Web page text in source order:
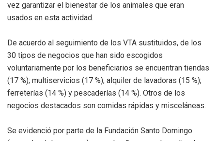
vez garantizar el bienestar de los animales que eran
usados en esta actividad.
De acuerdo al seguimiento de los VTA sustituidos, de los
30 tipos de negocios que han sido escogidos
voluntariamente por los beneficiarios se encuentran tiendas
(17 %); multiservicios (17 %); alquiler de lavadoras (15 %);
ferreterías (14 %) y pescaderías (14 %). Otros de los
negocios destacados son comidas rápidas y misceláneas.
Se evidenció por parte de la Fundación Santo Domingo